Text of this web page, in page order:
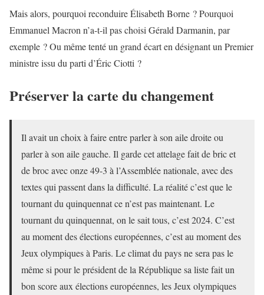
Mais alors, pourquoi reconduire Élisabeth Borne ? Pourquoi
Emmanuel Macron n’a-t-il pas choisi Gérald Darmanin, par
exemple ? Ou même tenté un grand écart en désignant un Premier
ministre issu du parti d’Éric Ciotti ?
Préserver la carte du changement
Il avait un choix à faire entre parler à son aile droite ou
parler à son aile gauche. Il garde cet attelage fait de bric et
de broc avec onze 49-3 à l’Assemblée nationale, avec des
textes qui passent dans la difficulté. La réalité c’est que le
tournant du quinquennat ce n’est pas maintenant. Le
tournant du quinquennat, on le sait tous, c’est 2024. C’est
au moment des élections européennes, c’est au moment des
Jeux olympiques à Paris. Le climat du pays ne sera pas le
même si pour le président de la République sa liste fait un
bon score aux élections européennes, les Jeux olympiques